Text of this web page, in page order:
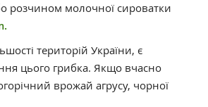
розчином молочної сироватки
територій України, є
цього грибка. Якщо вчасно
врожай агрусу, чорної